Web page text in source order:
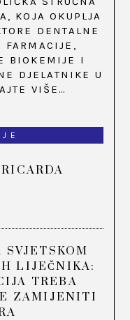
KOJA OKUPLJA
DENTALNE
BIOKEMIJE I
DJELATNIKE U
VIŠE…
SVJETSKOM
LIJEČNIKA:
TREBA
ZAMIJENITI